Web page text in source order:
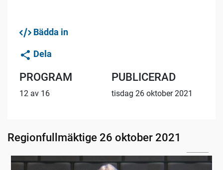
Bädda in
Dela
PROGRAM
12 av 16
PUBLICERAD
tisdag 26 oktober 2021
Regionfullmäktige 26 oktober 2021
Inledande formalia